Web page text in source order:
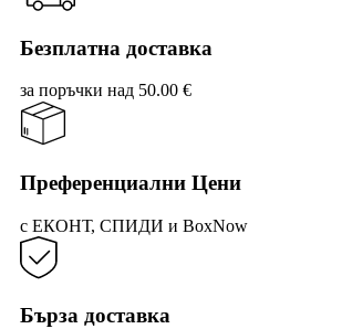
Безплатна доставка
за поръчки над 50.00 €
Преференциални Цени
с ЕКОНТ, СПИДИ и BoxNow
Бърза доставка